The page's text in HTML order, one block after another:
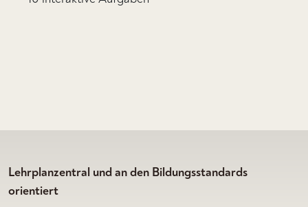
Lehrplanzentral und an den Bildungsstandards
orientiert